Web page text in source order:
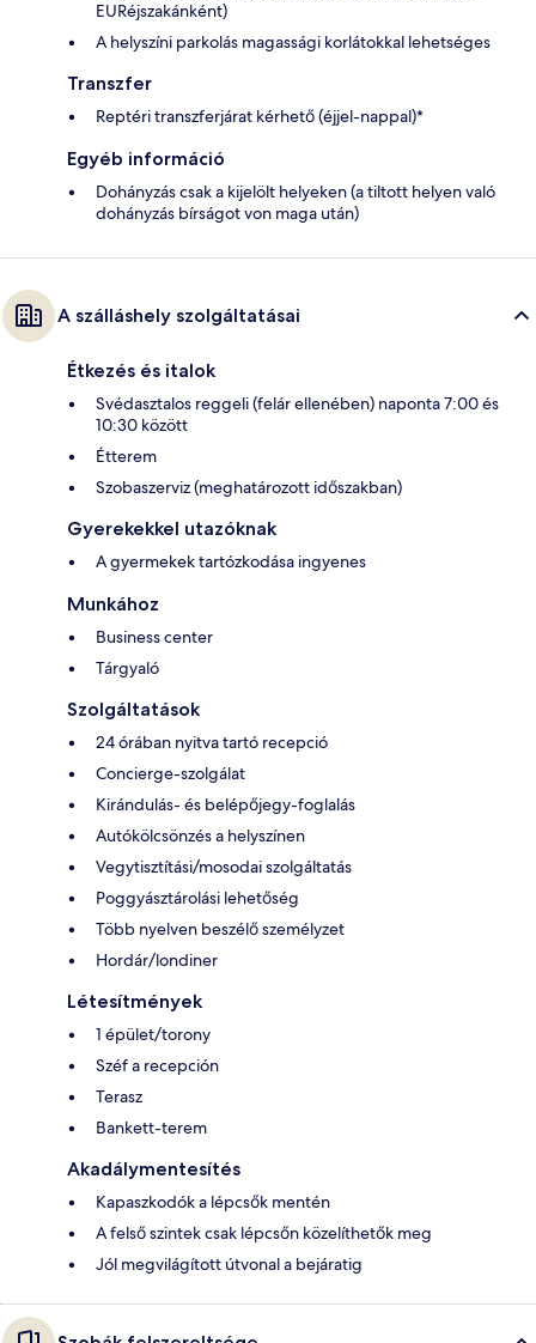
EURéjszakánként)
A helyszíni parkolás magassági korlátokkal lehetséges
Transzfer
Reptéri transzferjárat kérhető (éjjel-nappal)*
Egyéb információ
Dohányzás csak a kijelölt helyeken (a tiltott helyen való
dohányzás bírságot von maga után)
A szálláshely szolgáltatásai
Étkezés és italok
Svédasztalos reggeli (felár ellenében) naponta 7:00 és
10:30 között
Étterem
Szobaszerviz (meghatározott időszakban)
Gyerekekkel utazóknak
A gyermekek tartózkodása ingyenes
Munkához
Business center
Tárgyaló
Szolgáltatások
24 órában nyitva tartó recepció
Concierge-szolgálat
Kirándulás- és belépőjegy-foglalás
Autókölcsönzés a helyszínen
Vegytisztítási/mosodai szolgáltatás
Poggyásztárolási lehetőség
Több nyelven beszélő személyzet
Hordár/londiner
Létesítmények
1 épület/torony
Széf a recepción
Terasz
Bankett-terem
Akadálymentesítés
Kapaszkodók a lépcsők mentén
A felső szintek csak lépcsőn közelíthetők meg
Jól megvilágított útvonal a bejáratig